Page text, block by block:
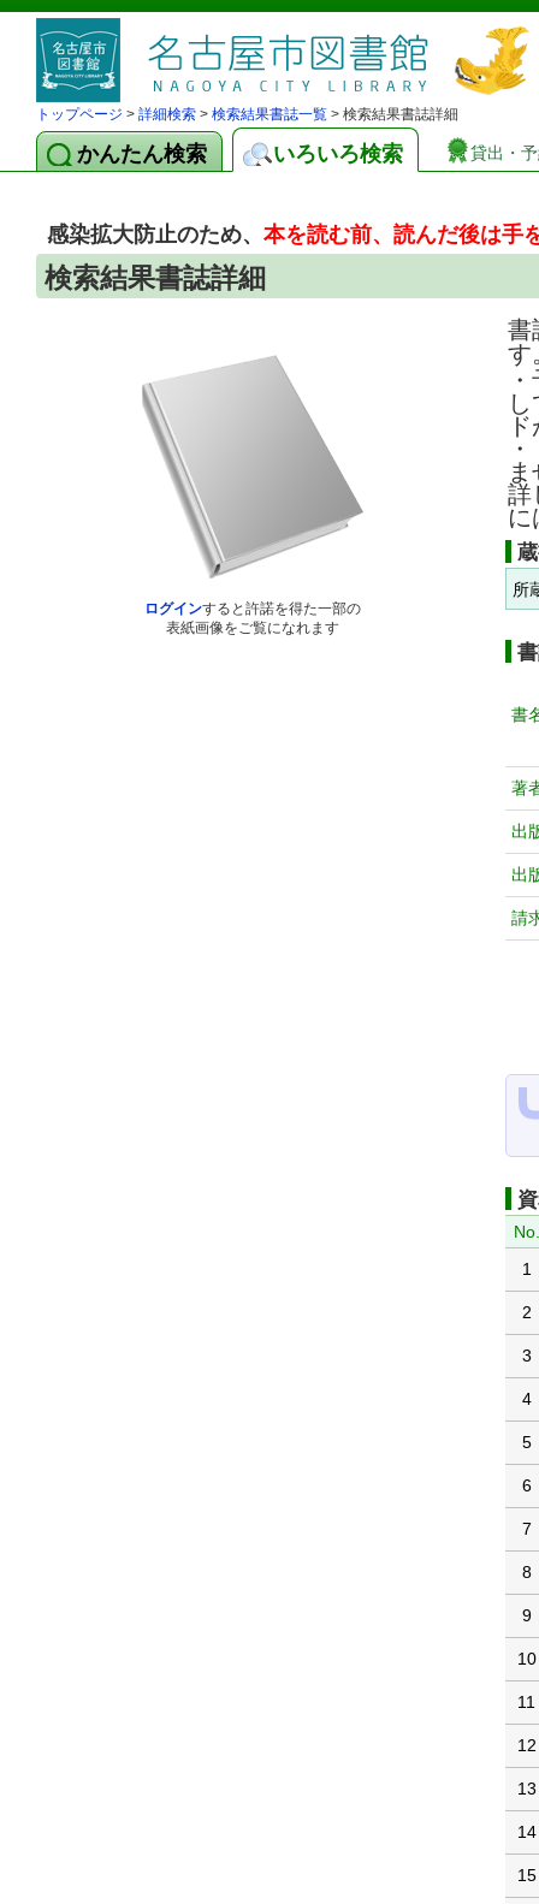
トップページ > 詳細検索 > 検索結果書誌一覧 > 検索結果書誌詳細
かんたん検索 いろいろ検索 貸出・
感染拡大防止のため、本を読む前、読んだ後は手
検索結果書誌詳細
ログインすると許諾を得た一部の
表紙画像をご覧になれます
書
す
詳
に
所
書
著
出
出
請
No.
1
2
3
4
5
6
7
8
9
10
11
12
13
14
15